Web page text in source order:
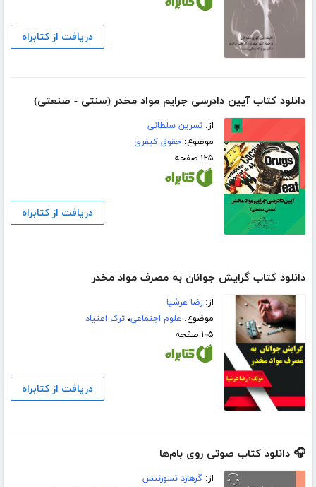
دریافت از کتابراه
دانلود کتاب آیین دادرسی جرایم مواد مخدر (سنتی - صنعتی)
از:نسرین سلطانی
موضوع:حقوق کیفری
۱۲۵ صفحه
دریافت از کتابراه
دانلود کتاب گرایش جوانان به مصرف مواد مخدر
از:رضا عرشیا
موضوع: علوم اجتماعی،ترک اعتیاد
۱۰۵ صفحه
دریافت از کتابراه
🎧 دانلود کتاب صوتی روی بام‌ها
از:گرهارد تسورنتس